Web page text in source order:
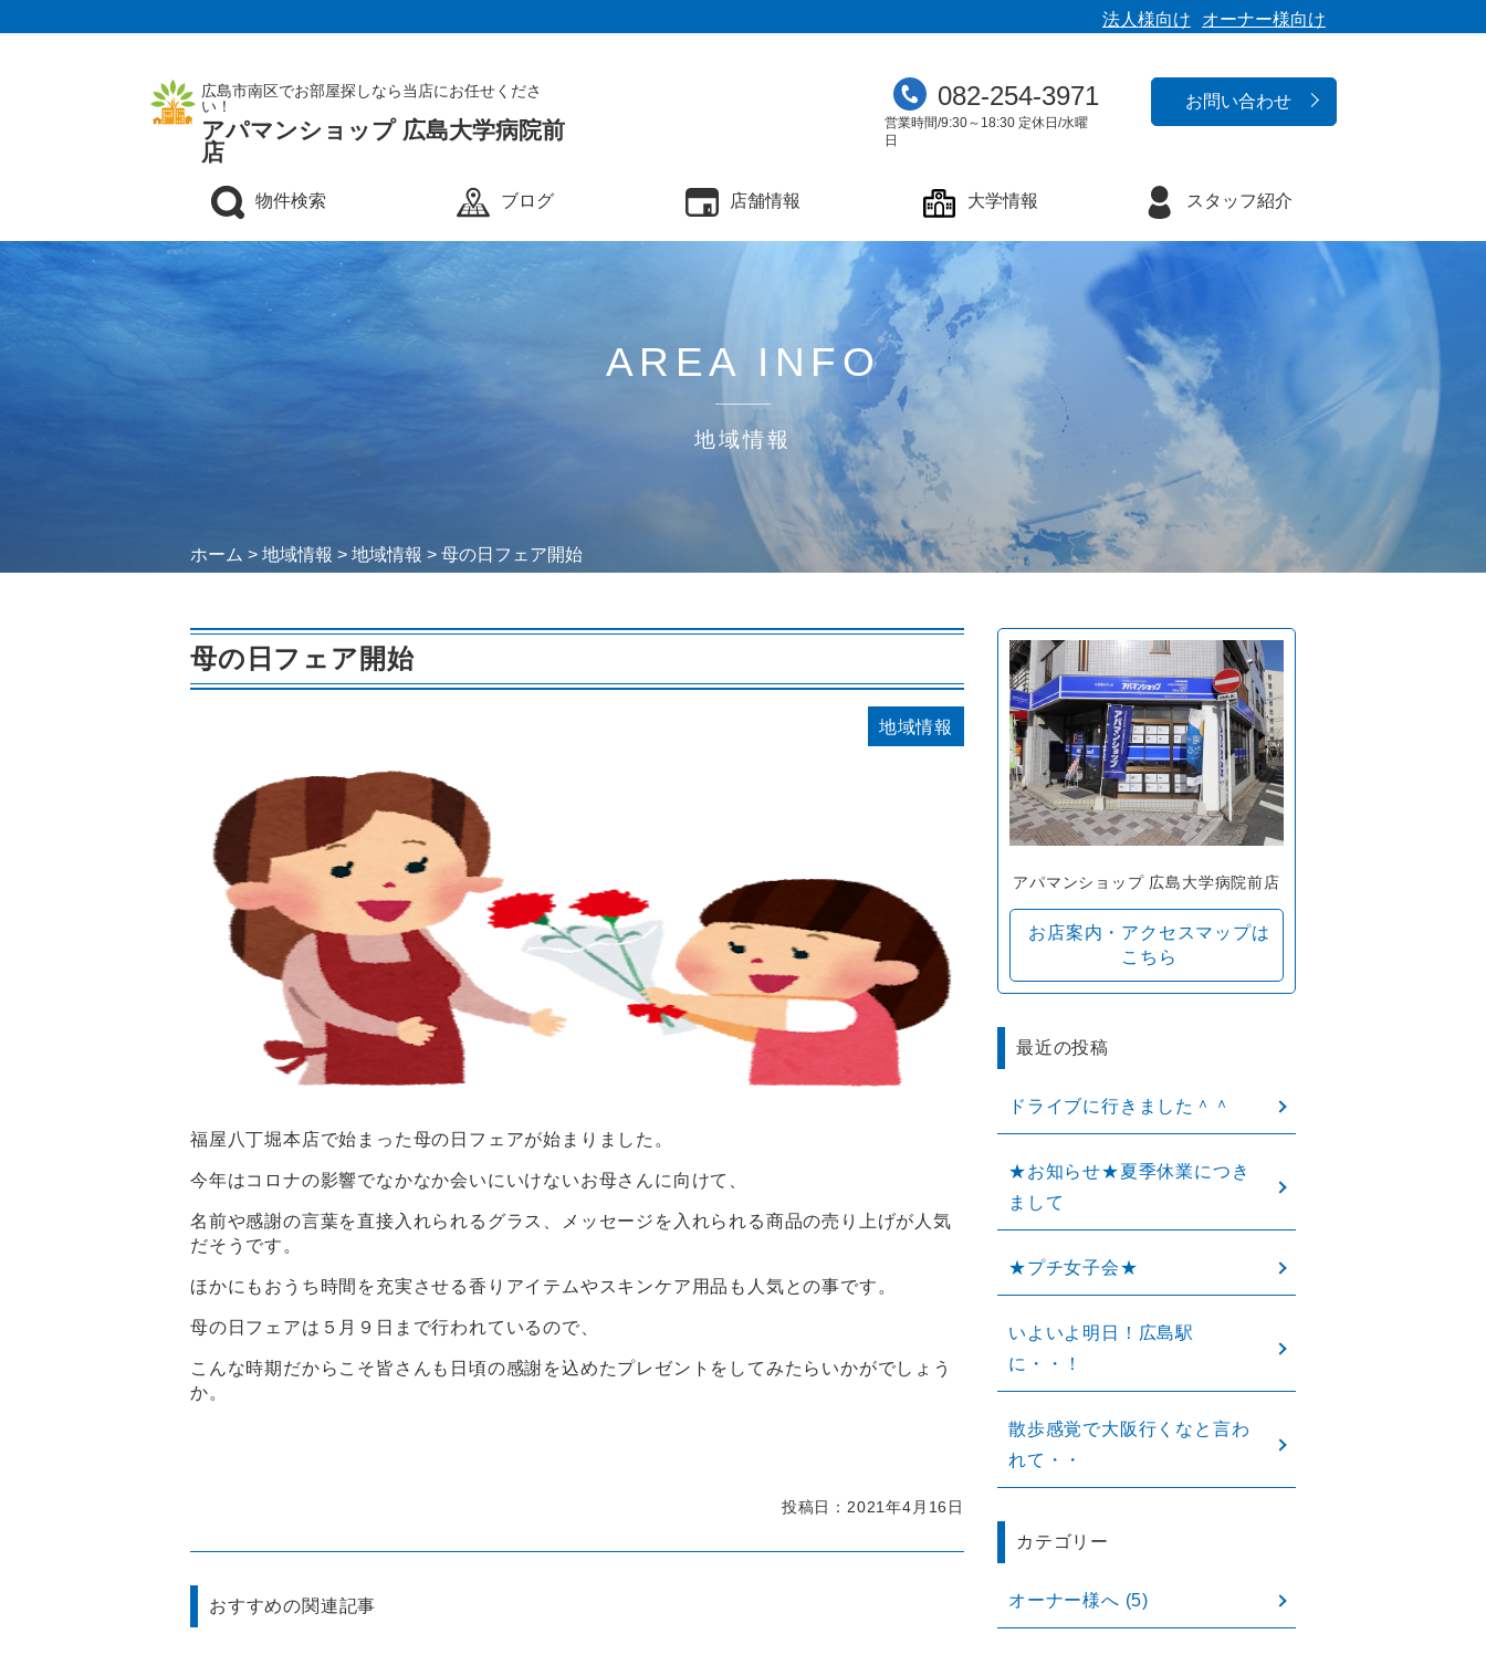
オーナー様向け
法人様向け
広島市南区でお部屋探しなら当店にお任せくださ
い！
アパマンショップ 広島大学病院前
店
お問い合わせ
082-254-3971
営業時間/9:30～18:30 定休日/水曜
日
物件検索 ブログ 店舗情報 大学情報 スタッフ紹介
AREA INFO
地域情報
ホーム > 地域情報 > 地域情報 > 母の日フェア開始
母の日フェア開始
地域情報
福屋八丁堀本店で始まった母の日フェアが始まりました。
今年はコロナの影響でなかなか会いにいけないお母さんに向けて、
名前や感謝の言葉を直接入れられるグラス、メッセージを入れられる商品の売り上げが人気
だそうです。
ほかにもおうち時間を充実させる香りアイテムやスキンケア用品も人気との事です。
母の日フェアは５月９日まで行われているので、
こんな時期だからこそ皆さんも日頃の感謝を込めたプレゼントをしてみたらいかがでしょう
か。
投稿日：2021年4月16日
おすすめの関連記事
アパマンショップ 広島大学病院前店
お店案内・アクセスマップは
こちら
最近の投稿
ドライブに行きました＾＾
★お知らせ★夏季休業につき
まして
★プチ女子会★
いよいよ明日！広島駅
に・・！
散歩感覚で大阪行くなと言わ
れて・・
カテゴリー
オーナー様へ (5)